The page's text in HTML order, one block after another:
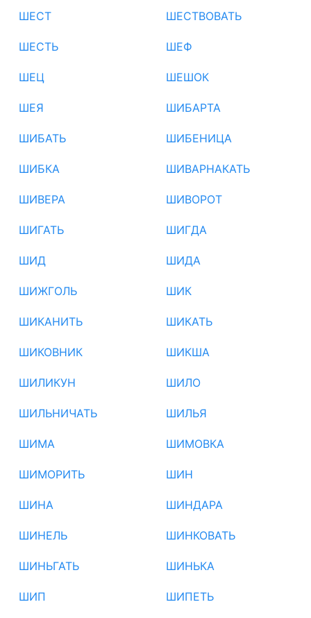
ШЕСТ ШЕСТВОВАТЬ
ШЕСТЬ ШЕФ
ШЕЦ ШЕШОК
ШЕЯ ШИБАРТА
ШИБАТЬ ШИБЕНИЦА
ШИБКА ШИВАРНАКАТЬ
ШИВЕРА ШИВОРОТ
ШИГАТЬ ШИГДА
ШИД ШИДА
ШИЖГОЛЬ ШИК
ШИКАНИТЬ ШИКАТЬ
ШИКОВНИК ШИКША
ШИЛИКУН ШИЛО
ШИЛЬНИЧАТЬ ШИЛЬЯ
ШИМА ШИМОВКА
ШИМОРИТЬ ШИН
ШИНА ШИНДАРА
ШИНЕЛЬ ШИНКОВАТЬ
ШИНЬГАТЬ ШИНЬКА
ШИП ШИПЕТЬ